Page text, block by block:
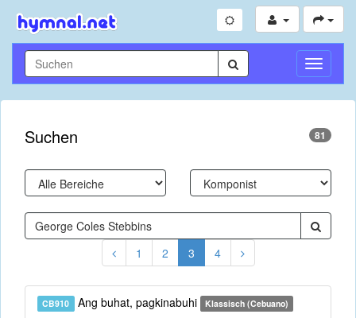
Suchen 81
1 2 3 4
CB910 Ang buhat, pagkinabuhi Klassisch (Cebuano)